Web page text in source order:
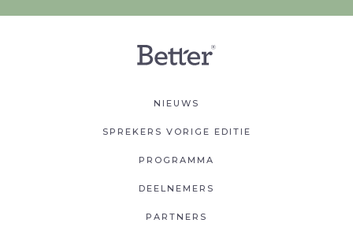
NIEUWS
SPREKERS VORIGE EDITIE
PROGRAMMA
DEELNEMERS
PARTNERS